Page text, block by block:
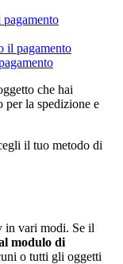
il pagamento
che hai
per la spedizione e
il tuo metodo di
in vari modi. Se il
modulo di
o tutti gli oggetti